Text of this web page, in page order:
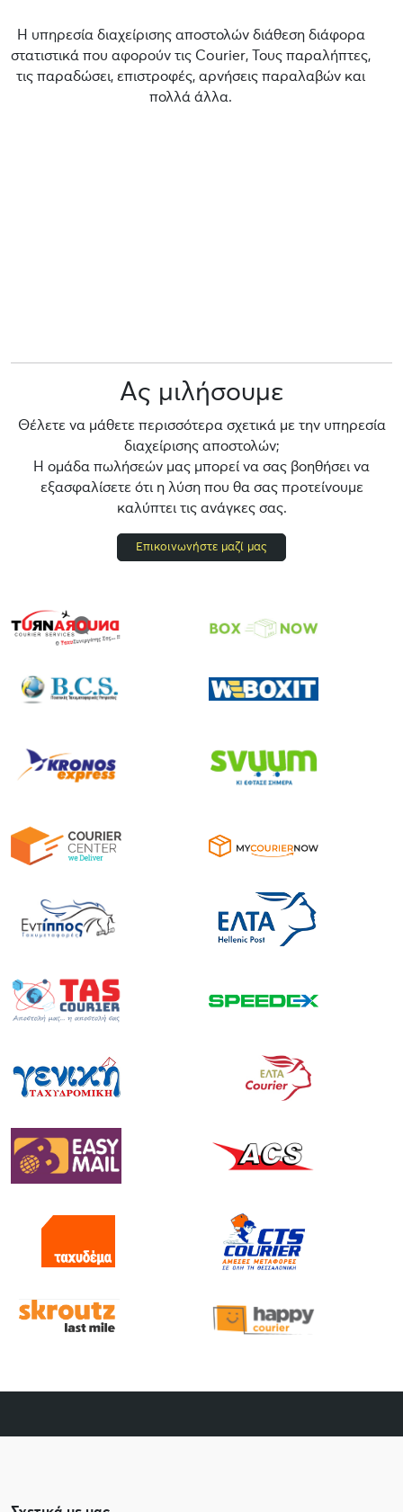
Η υπηρεσία διαχείρισης αποστολών διάθεση διάφορα
στατιστικά που αφορούν τις Courier, Τους παραλήπτες,
τις παραδώσει, επιστροφές, αρνήσεις παραλαβών και
πολλά άλλα.
Ας μιλήσουμε
Θέλετε να μάθετε περισσότερα σχετικά με την υπηρεσία
διαχείρισης αποστολών;
Η ομάδα πωλήσεών μας μπορεί να σας βοηθήσει να
εξασφαλίσετε ότι η λύση που θα σας προτείνουμε
καλύπτει τις ανάγκες σας.
Επικοινωνήστε μαζί μας